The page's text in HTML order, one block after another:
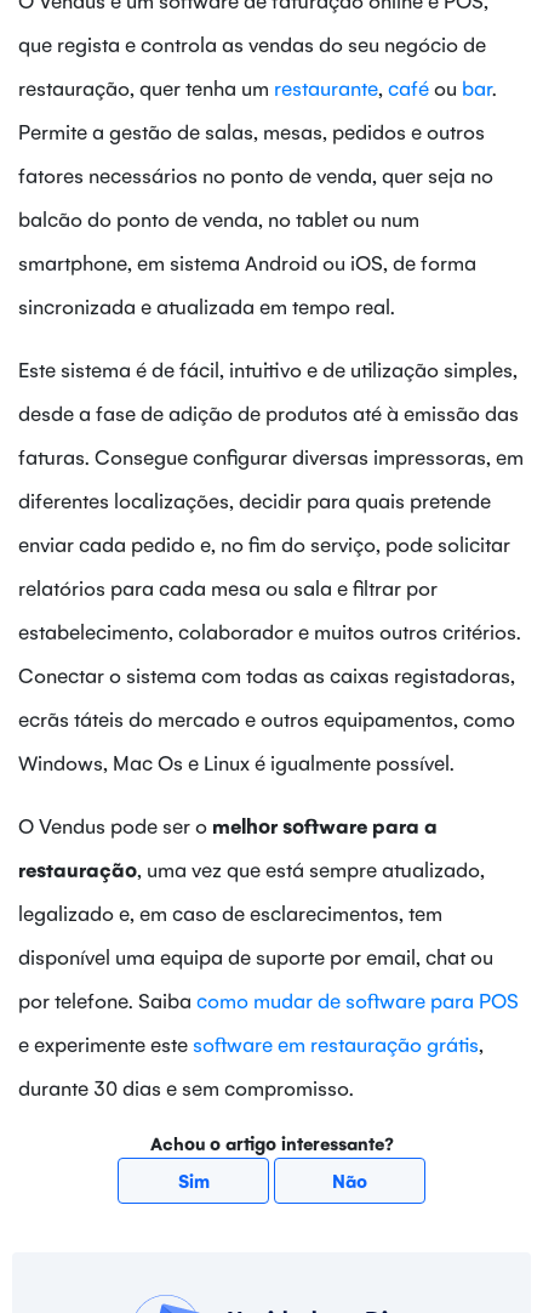
que regista e controla as vendas do seu negócio de
restauração, quer tenha um restaurante, caféou bar.
Permite a gestão de salas, mesas, pedidos e outros
fatores necessários no ponto de venda, quer seja no
balcão do ponto de venda, no tablet ou num
smartphone, em sistema Android ou iOS, de forma
sincronizada e atualizada em tempo real.
Este sistema é de fácil, intuitivo e de utilização simples,
desde a fase de adição de produtos até à emissão das
faturas. Consegue configurar diversas impressoras, em
diferentes localizações, decidir para quais pretende
enviar cada pedido e, no fim do serviço, pode solicitar
relatórios para cada mesa ou sala e filtrar por
estabelecimento, colaborador e muitos outros critérios.
Conectar o sistema com todas as caixas registadoras,
ecrãs táteis do mercado e outros equipamentos, como
Windows, Mac Os e Linux é igualmente possível.
O Vendus pode ser o melhor software para a
restauração, uma vez que está sempre atualizado,
legalizado e, em caso de esclarecimentos, tem
disponível uma equipa de suporte por email, chat ou
por telefone. Saiba como mudar de software para POS
e experimente este software em restauração grátis,
durante 30 dias e sem compromisso.
Achou o artigo interessante?
Sim
Não